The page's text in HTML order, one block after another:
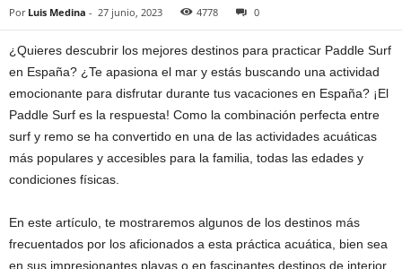
Por Luis Medina - 27 junio, 2023 4778 0
¿Quieres descubrir los mejores destinos para practicar Paddle Surf
en España? ¿Te apasiona el mar y estás buscando una actividad
emocionante para disfrutar durante tus vacaciones en España? ¡El
Paddle Surf es la respuesta! Como la combinación perfecta entre
surf y remo se ha convertido en una de las actividades acuáticas
más populares y accesibles para la familia, todas las edades y
condiciones físicas.
En este artículo, te mostraremos algunos de los destinos más
frecuentados por los aficionados a esta práctica acuática, bien sea
en sus impresionantes playas o en fascinantes destinos de interior